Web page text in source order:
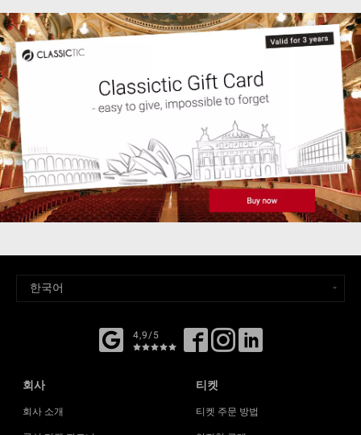
4,9/5
회사
회사 소개
티켓
티켓 주문 방법